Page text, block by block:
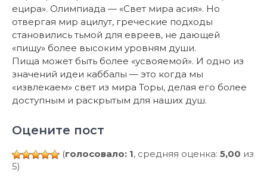
ецира». Олимпиада — «Свет мира асия». Но
отвергая мир ацилут, греческие подходы
становились тьмой для евреев, не дающей
«пищу» более высоким уровням души.
Пища может быть более «усвояемой». И одно из
значений идеи каббалы — это когда мы
«извлекаем» свет из мира Торы, делая его более
доступным и раскрытым для наших душ.
Оцените пост
(голосовало: 1, средняя оценка: 5,00 из
5)